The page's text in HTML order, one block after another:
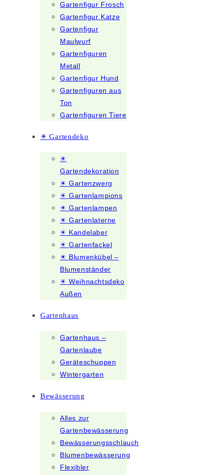
Gartenfigur Frosch
Gartenfigur Katze
Gartenfigur
Maulwurf
Gartenfiguren
Metall
Gartenfigur Hund
Gartenfiguren aus
Ton
Gartenfiguren Tiere
☀ Gartendeko
☀
Gartendekoration
☀ Gartenzwerg
☀ Gartenlampions
☀ Gartenlampen
☀ Gartenlaterne
☀ Kandelaber
☀ Gartenfackel
☀ Blumenkübel –
Blumenständer
☀ Weihnachtsdeko
Außen
Gartenhaus
Gartenhaus –
Gartenlaube
Geräteschuppen
Wintergarten
Bewässerung
Alles zur
Gartenbewässerung
Bewässerungsschlauch
Blumenbewässerung
Flexibler